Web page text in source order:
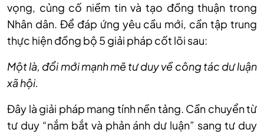
vọng, củng cố niềm tin và tạo đồng thuận trong
Nhân dân. Để đáp ứng yêu cầu mới, cần tập trung
thực hiện đồng bộ 5 giải pháp cốt lõi sau:
Một là, đổi mới mạnh mẽ tư duy về công tác dư luận
xã hội.
Đây là giải pháp mang tính nền tảng. Cần chuyển từ
tư duy “nắm bắt và phản ánh dư luận” sang tư duy